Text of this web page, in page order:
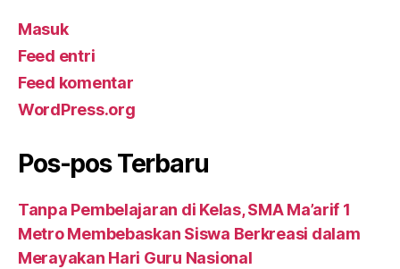
Masuk
Feed entri
Feed komentar
WordPress.org
Pos-pos Terbaru
Tanpa Pembelajaran di Kelas, SMA Ma’arif 1
Metro Membebaskan Siswa Berkreasi dalam
Merayakan Hari Guru Nasional